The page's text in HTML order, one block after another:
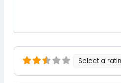
Select a